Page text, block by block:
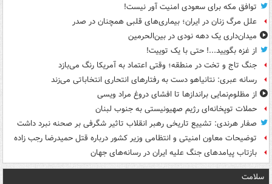
توافق مکه برای سعودی امنیت آور نیست!
علل مرگ زنان در ایران؛ بیماری‌های قلبی همچنان در صدر
میدان‌داری یک دهه نودی در بین‌الحرمین
از غزه بگویید...! حتی با یک توییت!
جنگ تاج و تخت در منطقه؛ وقتی اعتماد به آمریکا رنگ می‌بازد
رسانه عبری: نتانیاهو دست به رفتارهای انتحاری انتخاباتی می‌زند
از مظلوم‌نمایی براندازها تا افشای دروغ مراد ویسی
حملات توپخانه‌ای رژیم صهیونیستی به جنوب لبنان
صفار هرندی: تشییع تاریخی رهبر انقلاب تاثیر شگرفی بر صحنه نبرد داشت
توضیحات معاون امنیتی و انتظامی وزیر کشور درباره قتل حمیدرضا رجب زاده
بازتاب پیامدهای جنگ علیه ایران در رسانه‌های جهان
سلامت